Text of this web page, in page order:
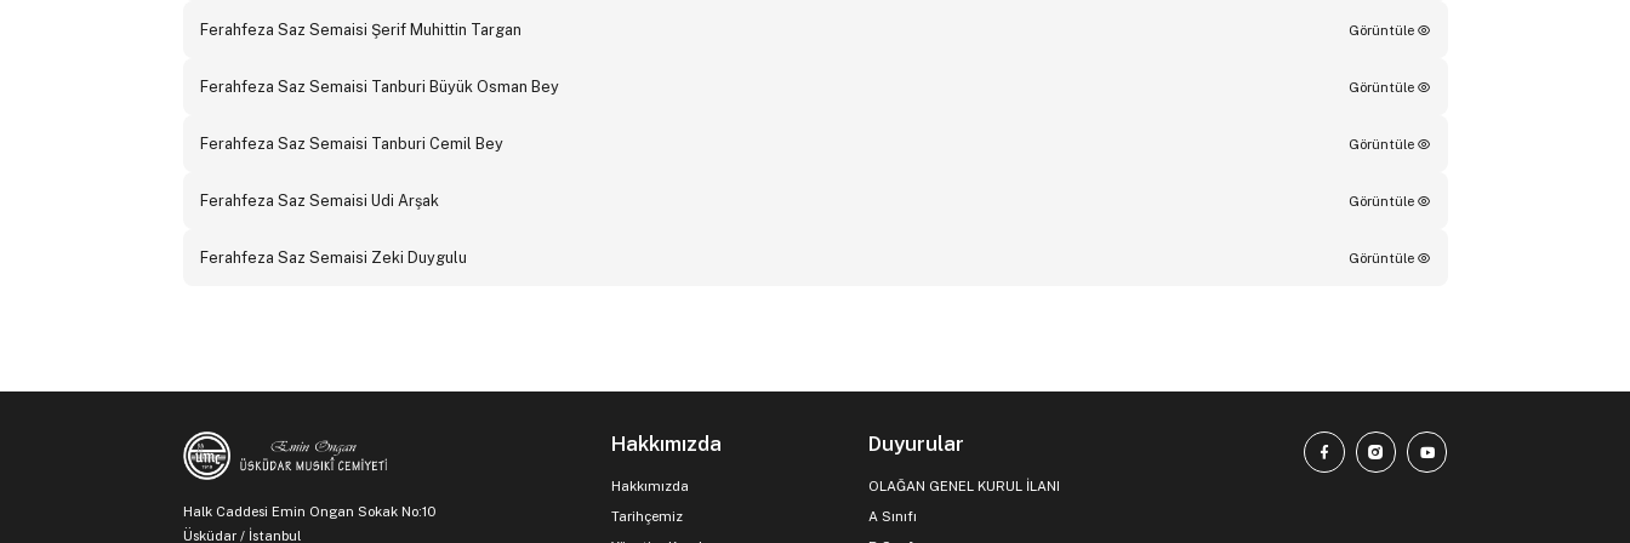
Ferahfeza Saz Semaisi Şerif Muhittin Targan Görüntüle
Ferahfeza Saz Semaisi Tanburi Büyük Osman Bey Görüntüle
Ferahfeza Saz Semaisi Tanburi Cemil Bey Görüntüle
Ferahfeza Saz Semaisi Udi Arşak Görüntüle
Ferahfeza Saz Semaisi Zeki Duygulu Görüntüle
Halk Caddesi Emin Ongan Sokak No:10
Üsküdar / İstanbul
Hakkımızda
Hakkımızda
Tarihçemiz
Duyurular
OLAĞAN GENEL KURUL İLANI
A Sınıfı